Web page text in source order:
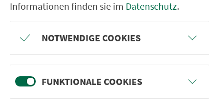
Salmsdorf
RÜCKFAHRT
Ebern Gymnasium/Mittelschule (Parkpl.)
Informationen finden sie im Datenschutz.
NOTWENDIGE COOKIES
FUNKTIONALE COOKIES